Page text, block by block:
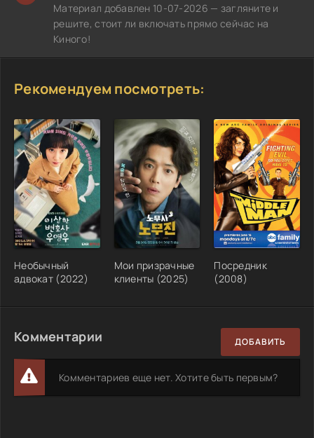
Материал добавлен 10-07-2026 — загляните и
решите, стоит ли включать прямо сейчас на
Киного!
Рекомендуем посмотреть:
Необычный
адвокат (2022)
Мои призрачные
клиенты (2025)
Посредник
(2008)
Комментарии ДОБАВИТЬ
Комментариев еще нет. Хотите быть первым?